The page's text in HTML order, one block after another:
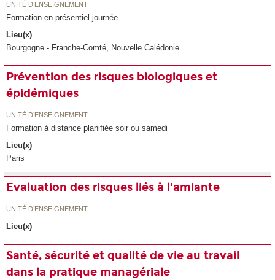
UNITÉ D’ENSEIGNEMENT
Formation en présentiel journée
Lieu(x)
Bourgogne - Franche-Comté, Nouvelle Calédonie
Prévention des risques biologiques et
épidémiques
UNITÉ D’ENSEIGNEMENT
Formation à distance planifiée soir ou samedi
Lieu(x)
Paris
Evaluation des risques liés à l'amiante
UNITÉ D’ENSEIGNEMENT
Lieu(x)
Santé, sécurité et qualité de vie au travail
dans la pratique managériale